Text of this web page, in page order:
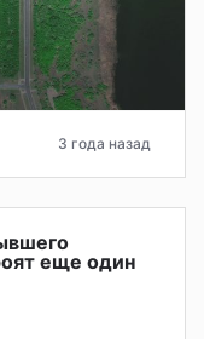
3 года назад
еще один